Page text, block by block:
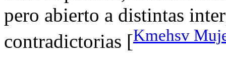
pero abierto a distintas
contradictorias [Kmehsv